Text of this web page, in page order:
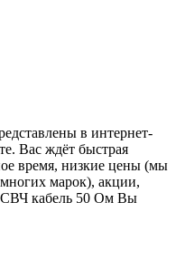
в интернет-
Вас ждёт быстрая
время, низкие цены (мы
марок), акции,
СВЧ кабель 50 Ом Вы